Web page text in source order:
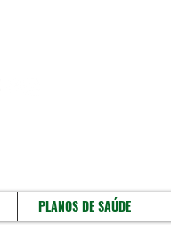
PLANOS DE SAÚDE